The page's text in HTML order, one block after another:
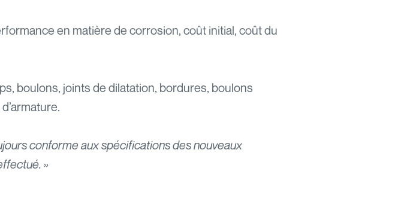
en matière de corrosion, coût initial, coût du
boulons, joints de dilatation, bordures, boulons
conforme aux spécifications des nouveaux
»‍